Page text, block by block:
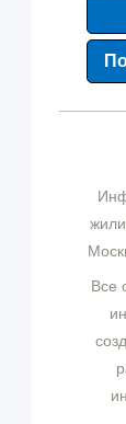
Все